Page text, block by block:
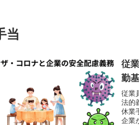
当
従
勤
従業
法的
休業
企業